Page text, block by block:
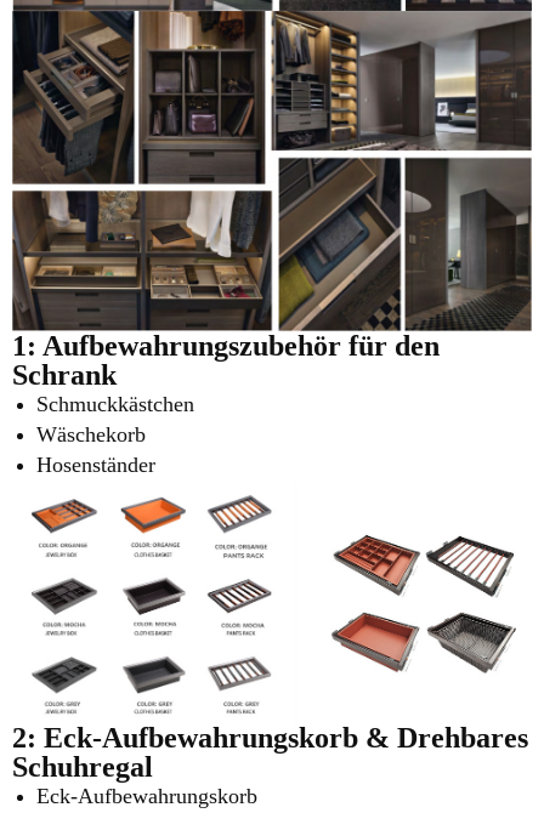
1: Aufbewahrungszubehör für den
Schrank
Schmuckkästchen
Wäschekorb
Hosenständer
2: Eck-Aufbewahrungskorb & Drehbares
Schuhregal
Eck-Aufbewahrungskorb